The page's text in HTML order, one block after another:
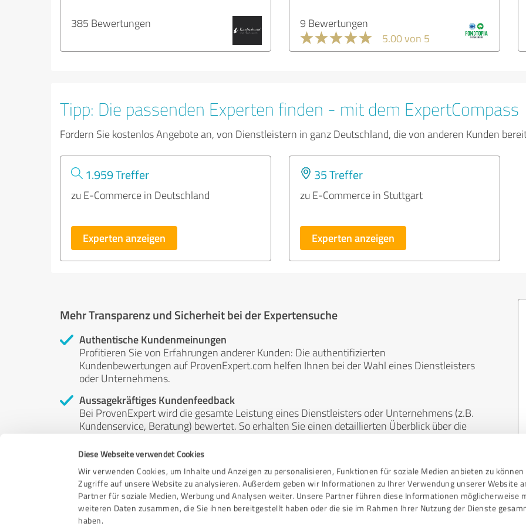
Diese Webseite verwendet Cookies
Wir verwenden Cookies, um Inhalte und Anzeigen zu personalisieren, Funktionen für soziale Medien anbieten zu können
Zugriffe auf unsere Website zu analysieren. Außerdem geben wir Informationen zu Ihrer Verwendung unserer Website
Partner für soziale Medien, Werbung und Analysen weiter. Unsere Partner führen diese Informationen möglicherweise
weiteren Daten zusammen, die Sie ihnen bereitgestellt haben oder die sie im Rahmen Ihrer Nutzung der Dienste
haben.
385 Bewertungen
9 Bewertungen
5.00 von 5
Tipp: Die passenden Experten finden - mit dem ExpertCompass
Fordern Sie kostenlos Angebote an, von Dienstleistern in ganz Deutschland, die von anderen Kunden
1.959 Treffer
zu E-Commerce in Deutschland
Experten anzeigen
35 Treffer
zu E-Commerce in Stuttgart
Experten anzeigen
Mehr Transparenz und Sicherheit bei der Expertensuche
Authentische Kundenmeinungen
Profitieren Sie von Erfahrungen anderer Kunden: Die authentifizierten
Kundenbewertungen auf ProvenExpert.com helfen Ihnen bei der Wahl eines Dienstleisters
oder Unternehmens.
Aussagekräftiges Kundenfeedback
Bei ProvenExpert wird die gesamte Leistung eines Dienstleisters oder Unternehmens (z.B.
Kundenservice, Beratung) bewertet. So erhalten Sie einen detaillierten Überblick über die
Unabhängige Bewertungen
ProvenExpert ist grundsätzlich kostenlos, unabhängig und neutral. Bewertungen von
Kunden erfolgen freiwillig, können nicht gekauft werden und sind weder finanziell noch
anderweitig beeinflussbar.